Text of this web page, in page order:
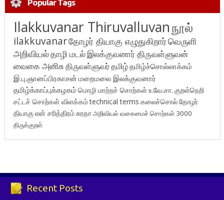
Popular Tags
Ilakkuvanar Thiruvalluvanநூல்
ilakkuvanarதோழர் தியாகு எழுதுகிறார்வெருளி
அறிவியல்தாழி மடல்இலக்குவனார் திருவள்ளுவன்
வைகை அனிசுதிருவள்ளுவர்தமிழ்தமிழ்ச்சொல்லாக்கம்
இ.பு.ஞானப்பிரகாசன் மறைமலை இலக்குவனார்
தமிழ்க்காப்புக்கழகம் மொழி மாற்றச் சொற்கள்உ.வே.சா. குறள்நெறி
சட்டச் சொற்கள் விளக்கம்technical terms கலைச்சொல்தோழர்
தியாகுஎன் சரித்திரம்சுரதாஅறிவியல் வகைமைச் சொற்கள் 3000
திருக்குறள்
Recent Posts